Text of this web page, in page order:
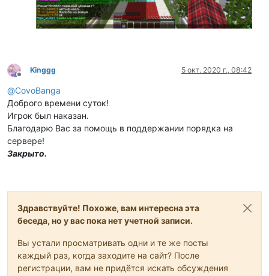
Не в сети
Kinggg 5 окт. 2020 г., 08:42
@CovoBanga
Доброго времени суток!
Игрок был наказан.
Благодарю Вас за помощь в поддержании порядка на
сервере!
Закрыто.
Здравствуйте! Похоже, вам интересна эта
беседа, но у вас пока нет учетной записи.
Вы устали просматривать одни и те же посты
каждый раз, когда заходите на сайт? После
регистрации, вам не придётся искать обсуждения